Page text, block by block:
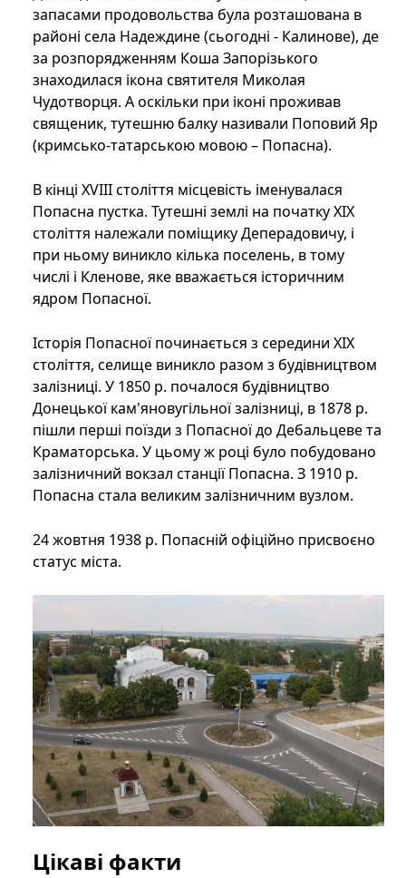
запасами продовольства була розташована в
районі села Надеждине (сьогодні - Калинове), де
за розпорядженням Коша Запорізького
знаходилася ікона святителя Миколая
Чудотворця. А оскільки при іконі проживав
священик, тутешню балку називали Поповий Яр
(кримсько-татарською мовою – Попасна).
В кінці XVIII століття місцевість іменувалася
Попасна пустка. Тутешні землі на початку XIX
століття належали поміщику Деперадовичу, і
при ньому виникло кілька поселень, в тому
числі і Кленове, яке вважається історичним
ядром Попасної.
Історія Попасної починається з середини XIX
століття, селище виникло разом з будівництвом
залізниці. У 1850 р. почалося будівництво
Донецької кам'яновугільної залізниці, в 1878 р.
пішли перші поїзди з Попасної до Дебальцеве та
Краматорська. У цьому ж році було побудовано
залізничний вокзал станції Попасна. З 1910 р.
Попасна стала великим залізничним вузлом.
24 жовтня 1938 р. Попасній офіційно присвоєно
статус міста.
Цікаві факти